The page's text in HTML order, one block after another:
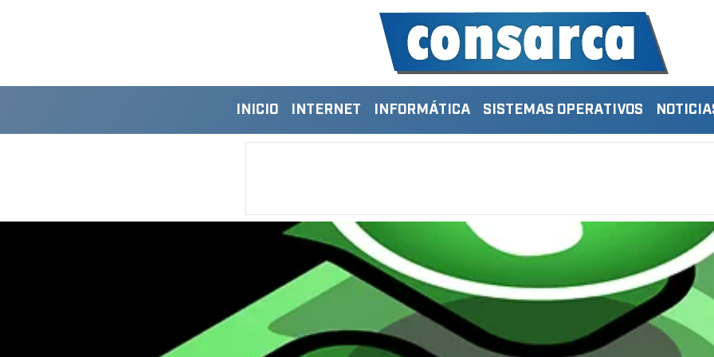
INICIO INTERNET INFORMÁTICA SISTEMAS OPERATIVOS